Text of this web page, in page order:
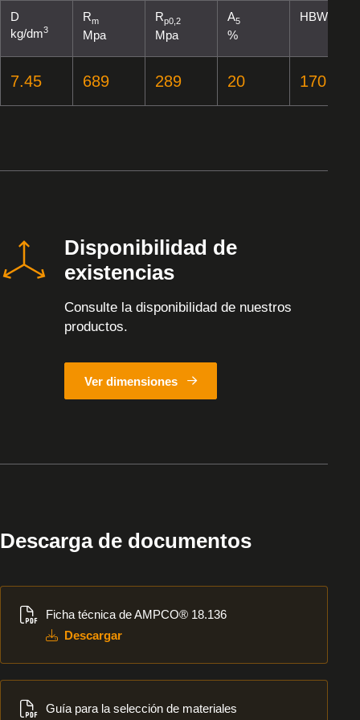
D
kg/dm3
Rm
Mpa
Rp0,2
Mpa
A5
%
HBW
7.45 689 289 20 170
Disponibilidad de
existencias
Consulte la disponibilidad de nuestros
productos.
Ver dimensiones
Descarga de documentos
Ficha técnica de AMPCO® 18.136
Descargar
Guía para la selección de materiales